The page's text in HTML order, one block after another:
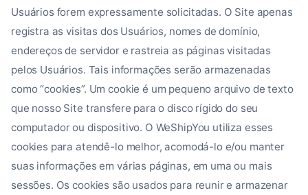
Usuários forem expressamente solicitadas. O Site apenas
registra as visitas dos Usuários, nomes de domínio,
endereços de servidor e rastreia as páginas visitadas
pelos Usuários. Tais informações serão armazenadas
como “cookies”. Um cookie é um pequeno arquivo de texto
que nosso Site transfere para o disco rígido do seu
computador ou dispositivo. O WeShipYou utiliza esses
cookies para atendê-lo melhor, acomodá-lo e/ou manter
suas informações em várias páginas, em uma ou mais
sessões. Os cookies são usados para reunir e armazenar